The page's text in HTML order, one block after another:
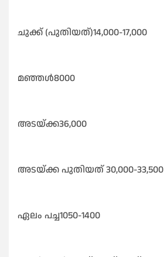
ചുക്ക് (പുതിയത്)14,000-17,000
മഞ്ഞൾ8000
അടയ്ക്ക36,000
അടയ്ക്ക പുതിയത് 30,000-33,500
ഏലം പച്ച1050-1400